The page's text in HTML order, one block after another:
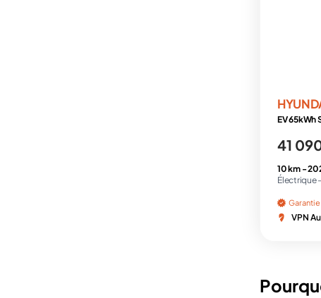
EV 65kWh
41
10 km -
Électrique -
Garantie
VPN